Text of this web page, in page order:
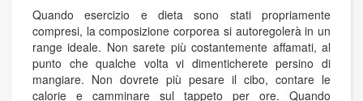
Quando esercizio e dieta sono stati propriamente
compresi, la composizione corporea si autoregolerà in un
range ideale. Non sarete più costantemente affamati, al
punto che qualche volta vi dimenticherete persino di
mangiare. Non dovrete più pesare il cibo, contare le
calorie e camminare sul tappeto per ore. Quando